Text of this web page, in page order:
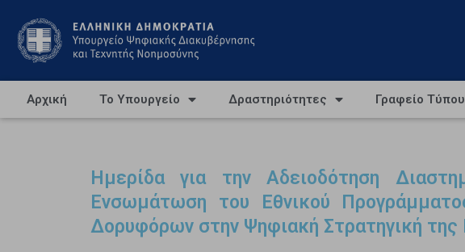
Αρχική Το Υπουργείο Δραστηριότητες Γραφείο Τύπου
Ημερίδα για την Αδειοδότηση
Ενσωμάτωση του Εθνικού
Δορυφόρων στην Ψηφιακή Στρατηγική της